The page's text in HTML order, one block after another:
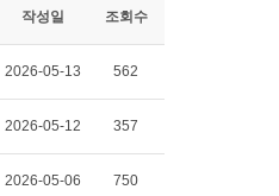
작성일 조회수
2026-05-13 562
2026-05-12 357
2026-05-06 750